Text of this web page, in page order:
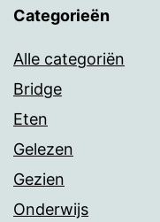
Categorieën
Alle categoriën
Bridge
Eten
Gelezen
Gezien
Onderwijs